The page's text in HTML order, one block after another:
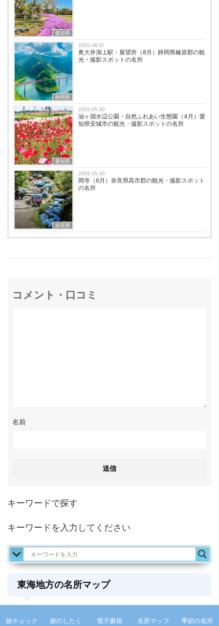
愛知県
静岡県
2025.06.01
奥大井湖上駅・展望所（8月）静岡県榛原郡の観
光・撮影スポットの名所
愛知県
2025.05.30
油ヶ淵水辺公園・自然ふれあい生態園（4月）愛
知県安城市の観光・撮影スポットの名所
奈良県
2025.05.30
岡寺（6月）奈良県高市郡の観光・撮影スポット
の名所
コメント・口コミ
名前
キーワードで探す
キーワードを入力してください
東海地方の名所マップ
東海地方の季節の名所をグーグルマップでまとめま
旅チェック 旅のしたく 電子書籍 名所マップ 季節の名所